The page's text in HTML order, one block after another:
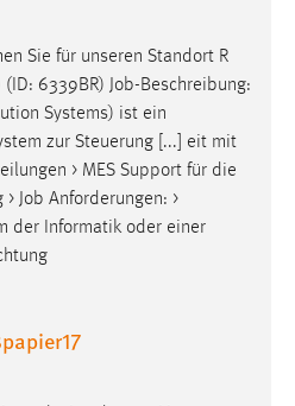
Sie für unseren Standort R
6339BR) Job-Beschreibung:
Systems) ist ein
zur Steuerung [...] eit mit
> MES Support für die
> Job Anforderungen: >
der Informatik oder einer